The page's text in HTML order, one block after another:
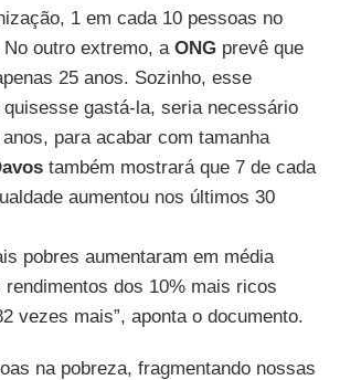
1 em cada 10 pessoas no
outro extremo, a ONGprevê que
25 anos. Sozinho, esse
gastá-la, seria necessário
para acabar com tamanha
também mostrará que 7 de cada
aumentou nos últimos 30
pobres aumentaram em média
dos 10% mais ricos
vezes mais”, aponta o documento.
na pobreza, fragmentando nossas